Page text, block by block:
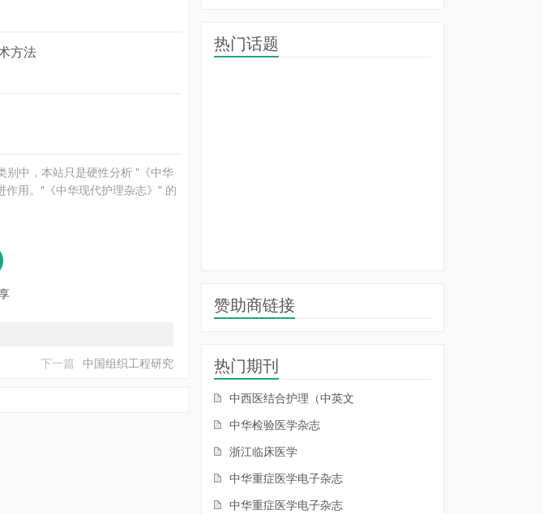
方法
别中，本站只是硬性分析 "《中华
用。"《中华现代护理杂志》" 的
下一篇 中国组织工程研究
热门话题
赞助商链接
热门期刊
中西医结合护理（中英文
中华检验医学杂志
浙江临床医学
中华重症医学电子杂志
中华重症医学电子杂志